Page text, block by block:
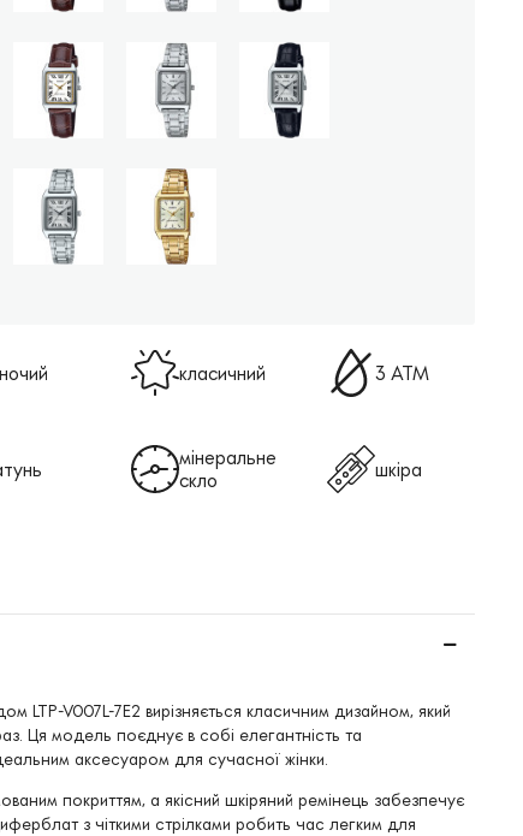
класичний 3 АТМ
мінеральне
скло
шкіра
LTP-V007L-7E2 вирізняється класичним дизайном, який
Ця модель поєднує в собі елегантність та
аксесуаром для сучасної жінки.
покриттям, а якісний шкіряний ремінець забезпечує
з чіткими стрілками робить час легким для